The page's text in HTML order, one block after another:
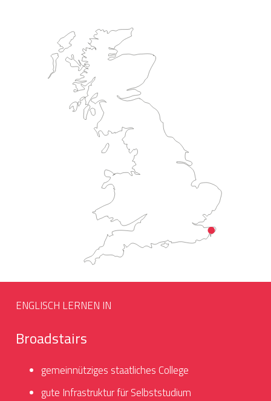
ENGLISCH LERNEN IN
Broadstairs
gemeinnütziges staatliches College
gute Infrastruktur für Selbststudium